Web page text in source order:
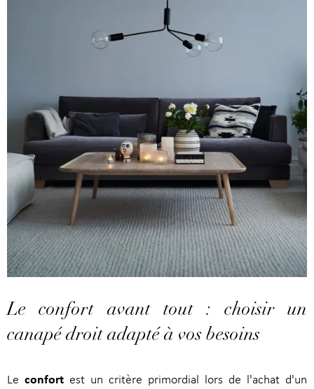
Le confort avant tout : choisir un
canapé droit adapté à vos besoins
Le confort est un critère primordial lors de l'achat d'un